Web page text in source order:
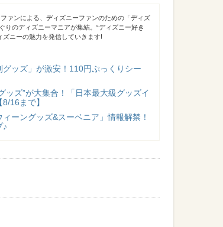
ァンによる、ディズニーファンのための「ディズ
りのディズニーマニアが集結。“ディズニー好き
ズニーの魅力を発信していきます!
グッズ」が激安！110円ぷっくりシー
ッズ”が大集合！「日本最大級グッズイ
16まで】
ーングッズ&スーベニア」情報解禁！
♪